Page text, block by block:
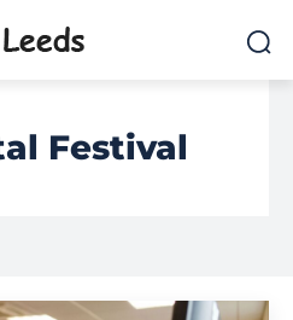
Festival